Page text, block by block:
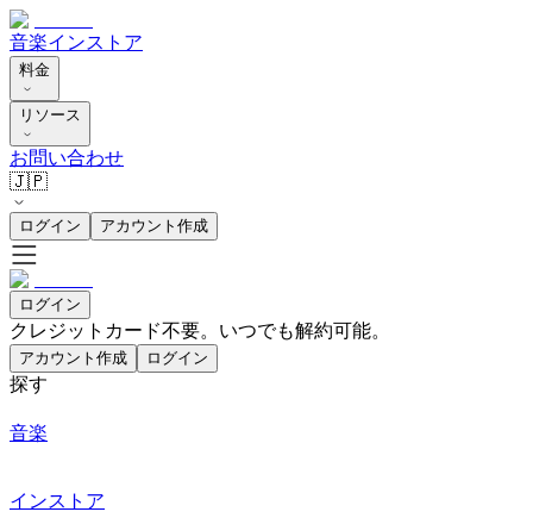
音楽インストア
料金
リソース
お問い合わせ
🇯🇵
ログイン アカウント作成
ログイン
クレジットカード不要。いつでも解約可能。
アカウント作成 ログイン
探す
音楽
インストア